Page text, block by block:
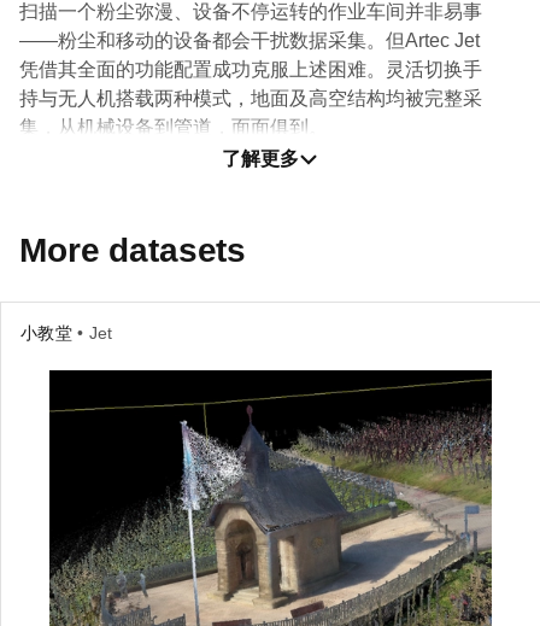
扫描一个粉尘弥漫、设备不停运转的作业车间并非易事
——粉尘和移动的设备都会干扰数据采集。但Artec Jet
凭借其全面的功能配置成功克服上述困难。灵活切换手
持与无人机搭载两种模式，地面及高空结构均被完整采
集，从机械设备到管道，面面俱到。
考。
了解更多
More datasets
小教堂• Jet